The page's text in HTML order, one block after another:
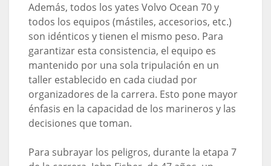
Además, todos los yates Volvo Ocean 70 y
todos los equipos (mástiles, accesorios, etc.)
son idénticos y tienen el mismo peso. Para
garantizar esta consistencia, el equipo es
mantenido por una sola tripulación en un
taller establecido en cada ciudad por
organizadores de la carrera. Esto pone mayor
énfasis en la capacidad de los marineros y las
decisiones que toman.
Para subrayar los peligros, durante la etapa 7